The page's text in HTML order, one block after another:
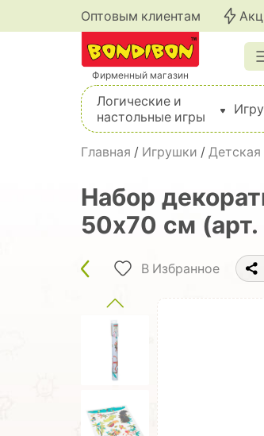
Оптовым клиентам
Фирменный магазин
Логические и
настольные игры
Главная / Игрушки /
Набор
50х70 см
В Избранное